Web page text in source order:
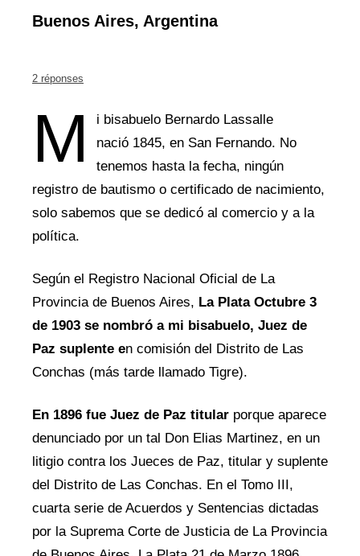
Buenos Aires, Argentina
2 réponses
M
i bisabuelo Bernardo Lassalle
nació 1845, en San Fernando. No
tenemos hasta la fecha, ningún
registro de bautismo o certificado de nacimiento,
solo sabemos que se dedicó al comercio y a la
política.
Según el Registro Nacional Oficial de La
Provincia de Buenos Aires, La Plata Octubre 3
de 1903 se nombró a mi bisabuelo, Juez de
Paz suplente en comisión del Distrito de Las
Conchas (más tarde llamado Tigre).
En 1896 fue Juez de Paz titular porque aparece
denunciado por un tal Don Elias Martinez, en un
litigio contra los Jueces de Paz, titular y suplente
del Distrito de Las Conchas. En el Tomo III,
cuarta serie de Acuerdos y Sentencias dictadas
por la Suprema Corte de Justicia de La Provincia